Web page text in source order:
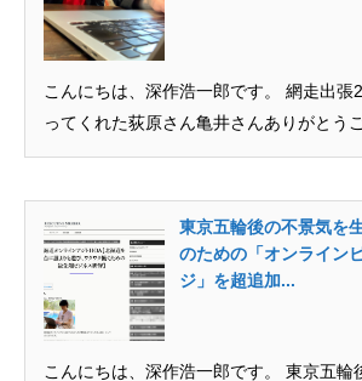
こんにちは、深作浩一郎です。 網走出張
ってくれた荻原さん亀井さんありがとう
東京五輪後の不景気を
のための「オンライン
ジ」を超追加...
こんにちは、深作浩一郎です。 東京五輪